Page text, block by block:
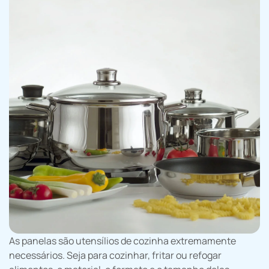
As panelas são utensílios de cozinha extremamente
necessários. Seja para cozinhar, fritar ou refogar